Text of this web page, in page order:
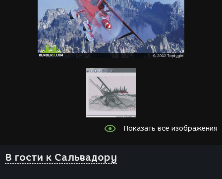
Показать все изображения
В гости к Сальвадору